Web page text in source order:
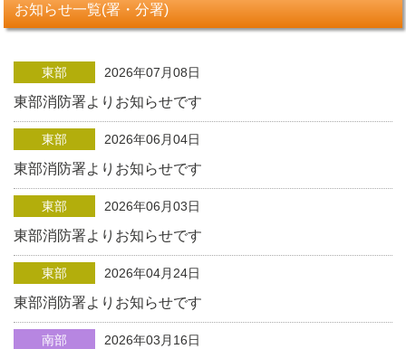
お知らせ一覧(署・分署)
東部 2026年07月08日
東部消防署よりお知らせです
東部 2026年06月04日
東部消防署よりお知らせです
東部 2026年06月03日
東部消防署よりお知らせです
東部 2026年04月24日
東部消防署よりお知らせです
南部 2026年03月16日